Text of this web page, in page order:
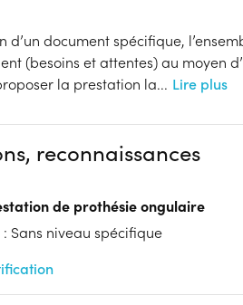
de jour
:Parcours individualisé
déterminer selon la situation du
Formation entièrement
d’un document spécifique,
(besoins et attentes) au moyen
la prestation la... Lire plus
reconnaissances
de prothésie ongulaire
Sans niveau spécifique